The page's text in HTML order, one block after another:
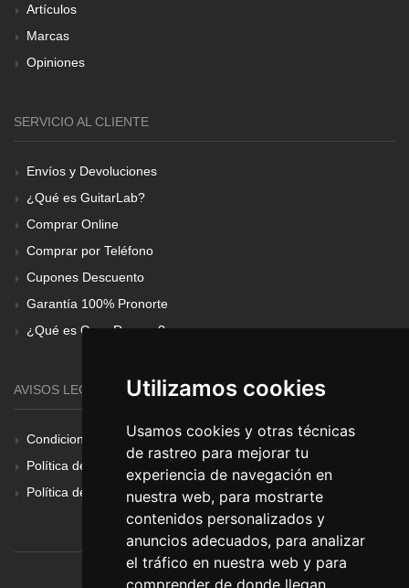
Utilizamos cookies
Usamos cookies y otras técnicas
de rastreo para mejorar tu
experiencia de navegación en
nuestra web, para mostrarte
contenidos personalizados y
anuncios adecuados, para analizar
el tráfico en nuestra web y para
comprender de donde llegan
Artículos
Marcas
Opiniones
SERVICIO AL CLIENTE
Envíos y Devoluciones
¿Qué es GuitarLab?
Comprar Online
Comprar por Teléfono
Cupones Descuento
Garantía 100% Pronorte
¿Qué es Gear Renove?
AVISOS LEGALES
Condiciones Generales
Política de Cookies
Política de Privacidad